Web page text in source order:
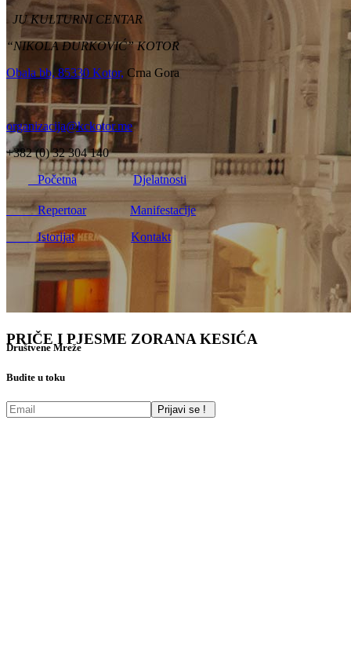
PRIČE I PJESME ZORANA KESIĆA
JU KULTURNI CENTAR
“NIKOLA ĐURKOVIĆ” KOTOR
Obala bb, 85330 Kotor, Crna Gora
organizacija@kckotor.me
+382 (0) 32 304 140
Početna
Djelatnosti
Repertoar
Manifestacije
Istorijat
Kontakt
Društvene Mreže
Budite u toku